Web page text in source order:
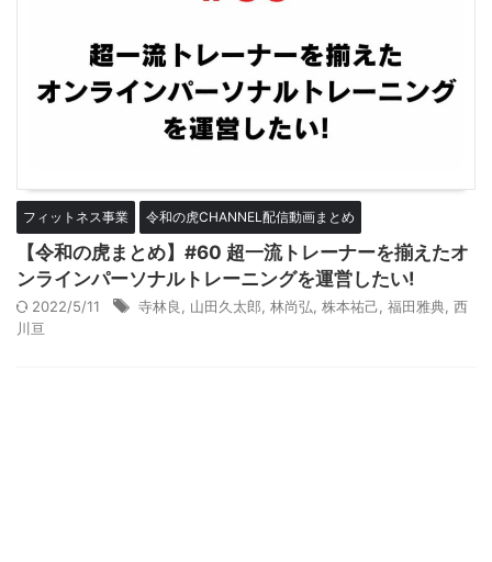
フィットネス事業 令和の虎CHANNEL配信動画まとめ
【令和の虎まとめ】#60 超一流トレーナーを揃えたオ
ンラインパーソナルトレーニングを運営したい!
2022/5/11 寺林良 山田久太郎 林尚弘 株本祐己 福田雅典 西
川亘